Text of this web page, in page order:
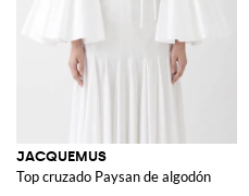
JACQUEMUS
Top cruzado Paysan de algodón